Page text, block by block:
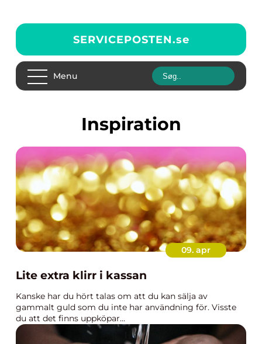
SERVICEPOSTEN.se
Menu
inspiration
09. apr
Lite extra klirr i kassan
Kanske har du hört talas om att du kan sälja av
gammalt guld som du inte har användning för. Visste
du att det finns uppköpar...